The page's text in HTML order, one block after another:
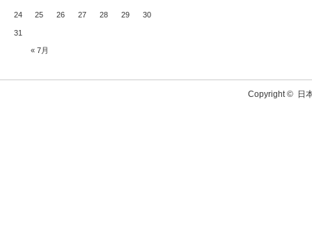
« 7月
24 25 26 27 28 29 30
31
Copyright © 日